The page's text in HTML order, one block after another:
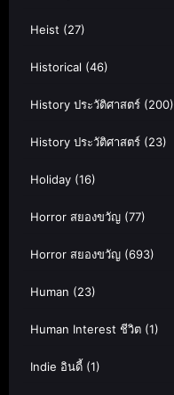
Heist (27)
Historical (46)
History ประวัติศาสตร์ (200)
History ประวัติศาสตร์ (23)
Holiday (16)
Horror สยองขวัญ (77)
Horror สยองขวัญ (693)
Human (23)
Human Interest ชีวิต (1)
Indie อินดี้ (1)